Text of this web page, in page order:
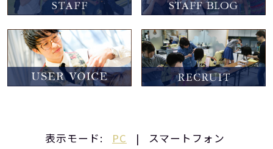
表示モード: PC | スマートフォン